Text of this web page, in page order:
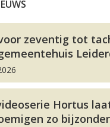
zeventig tot
Hortus
zo